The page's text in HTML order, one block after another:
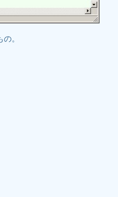
。